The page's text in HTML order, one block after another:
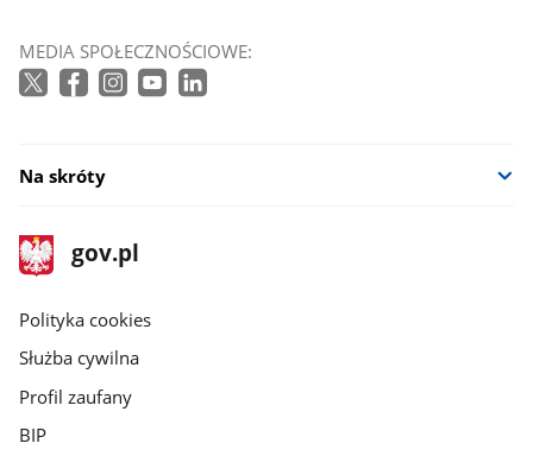
MEDIA SPOŁECZNOŚCIOWE:
Na skróty
stopka
gov.pl
Strona
gov.pl
gov.pl
Polityka cookies
Służba cywilna
Profil zaufany
BIP